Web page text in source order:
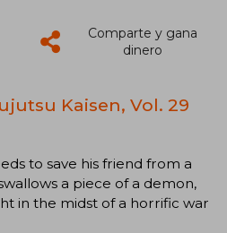
Comparte y gana
dinero
Kaisen, Vol. 29
to save his friend from a
a piece of a demon,
in the midst of a horrific war